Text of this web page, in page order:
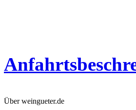
Über weingueter.de